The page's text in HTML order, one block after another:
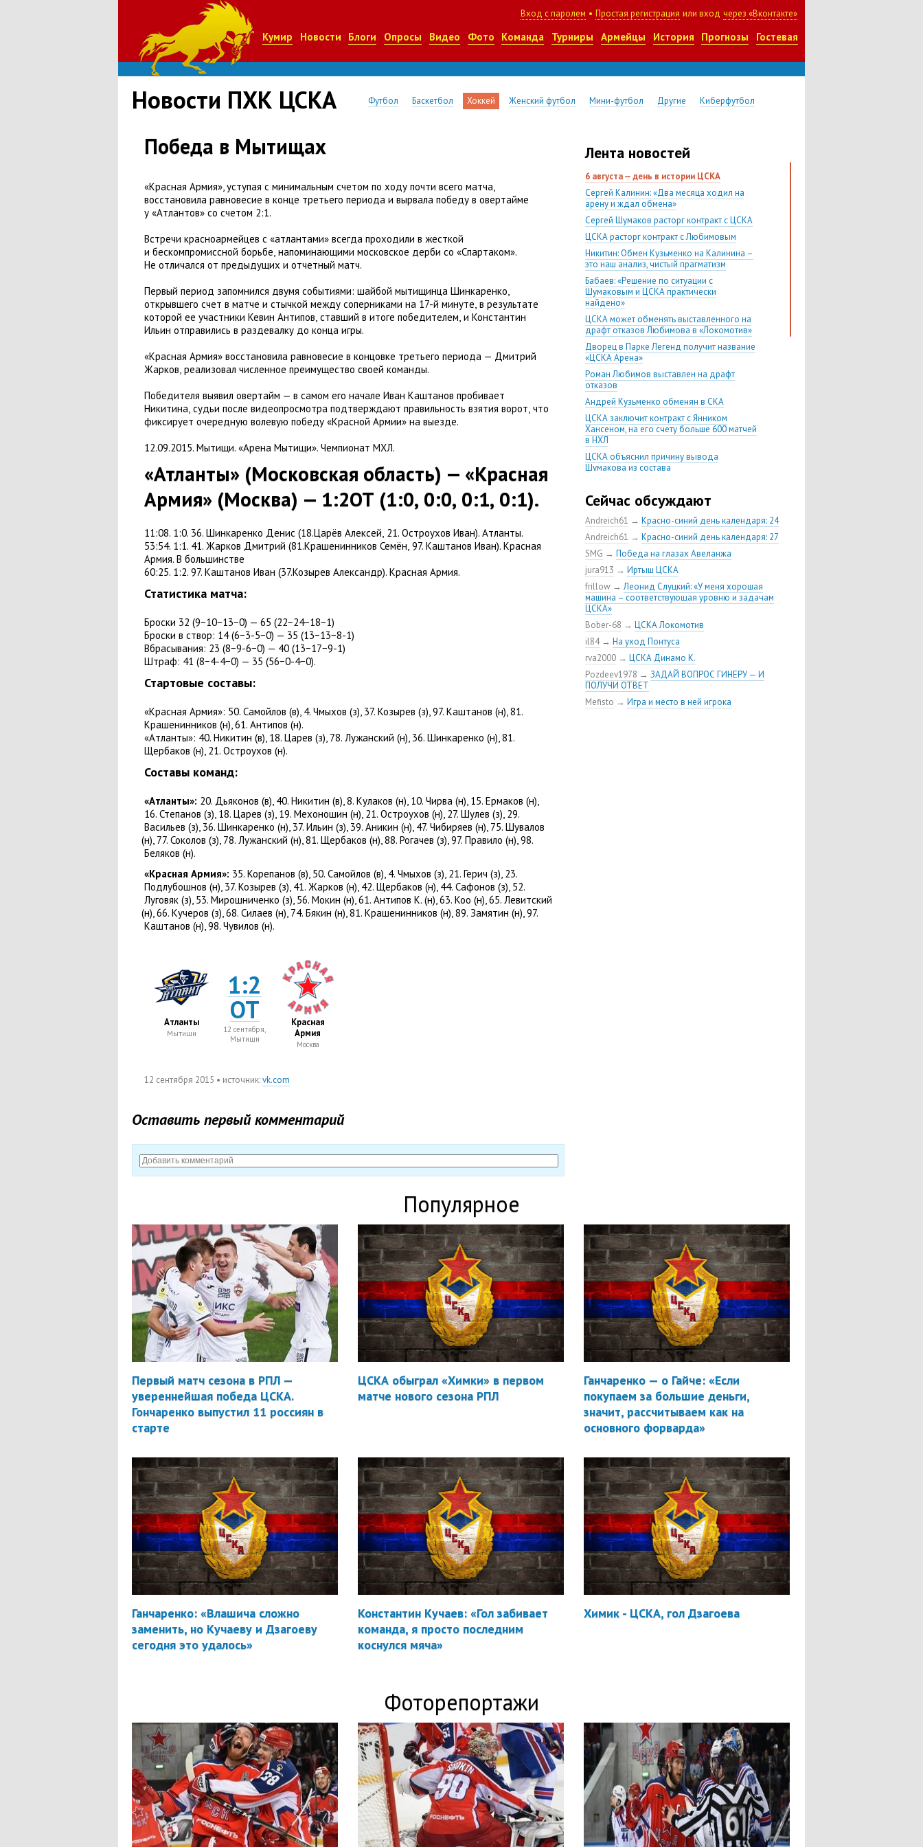
Вход с паролем • Простая регистрация или вход через «Вконтакте»
Кумир Новости Блоги Опросы Видео Фото Команда Турниры Армейцы История Прогнозы Гостевая
Новости ПХК ЦСКА Футбол Баскетбол Хоккей Женский футбол Мини-футбол Другие Киберфутбол
Победа в Мытищах
«Красная Армия», уступая с минимальным счетом по ходу почти всего матча,
восстановила равновесие в конце третьего периода и вырвала победу в овертайме
у «Атлантов» со счетом 2:1.
Встречи красноармейцев с «атлантами» всегда проходили в жесткой
и бескомпромиссной борьбе, напоминающими московское дерби со «Спартаком».
Не отличался от предыдущих и отчетный матч.
Первый период запомнился двумя событиями: шайбой мытищинца Шинкаренко,
открывшего счет в матче и стычкой между соперниками на 17-й минуте, в результате
которой ее участники Кевин Антипов, ставший в итоге победителем, и Константин
Ильин отправились в раздевалку до конца игры.
«Красная Армия» восстановила равновесие в концовке третьего периода — Дмитрий
Жарков, реализовал численное преимущество своей команды.
Победителя выявил овертайм — в самом его начале Иван Каштанов пробивает
Никитина, судьи после видеопросмотра подтверждают правильность взятия ворот, что
фиксирует очередную волевую победу «Красной Армии» на выезде.
12.09.2015. Мытищи. «Арена Мытищи». Чемпионат МХЛ.
«Атланты» (Московская область) — «Красная
Армия» (Москва) — 1:2ОТ (1:0, 0:0, 0:1, 0:1).
11:08. 1:0. 36. Шинкаренко Денис (18.Царёв Алексей, 21. Остроухов Иван). Атланты.
53:54. 1:1. 41. Жарков Дмитрий (81.Крашенинников Семён, 97. Каштанов Иван). Красная
Армия. В большинстве
60:25. 1:2. 97. Каштанов Иван (37.Козырев Александр). Красная Армия.
Статистика матча:
Броски 32 (9−10−13−0) — 65 (22−24−18−1)
Броски в створ: 14 (6−3-5−0) — 35 (13−13−8-1)
Вбрасывания: 23 (8−9-6−0) — 40 (13−17−9-1)
Штраф: 41 (8−4-4−0) — 35 (56−0-4−0).
Стартовые составы:
«Красная Армия»: 50. Самойлов (в), 4. Чмыхов (з), 37. Козырев (з), 97. Каштанов (н), 81.
Крашенинников (н), 61. Антипов (н).
«Атланты»: 40. Никитин (в), 18. Царев (з), 78. Лужанский (н), 36. Шинкаренко (н), 81.
Щербаков (н), 21. Остроухов (н).
Составы команд:
«Атланты»: 20. Дьяконов (в), 40. Никитин (в), 8. Кулаков (н), 10. Чирва (н), 15. Ермаков (н),
16. Степанов (з), 18. Царев (з), 19. Мехоношин (н), 21. Остроухов (н), 27. Шулев (з), 29.
Васильев (з), 36. Шинкаренко (н), 37. Ильин (з), 39. Аникин (н), 47. Чибиряев (н), 75. Шувалов
(н), 77. Соколов (з), 78. Лужанский (н), 81. Щербаков (н), 88. Рогачев (з), 97. Правило (н), 98.
Беляков (н).
«Красная Армия»: 35. Корепанов (в), 50. Самойлов (в), 4. Чмыхов (з), 21. Герич (з), 23.
Подлубошнов (н), 37. Козырев (з), 41. Жарков (н), 42. Щербаков (н), 44. Сафонов (з), 52.
Луговяк (з), 53. Мирошниченко (з), 56. Мокин (н), 61. Антипов К. (н), 63. Коо (н), 65. Левитский
(н), 66. Кучеров (з), 68. Силаев (н), 74. Бякин (н), 81. Крашенинников (н), 89. Замятин (н), 97.
Каштанов (н), 98. Чувилов (н).
Атланты
Мытищи
1:2
ОТ
12 сентября,
Мытищи
Красная
Армия
Москва
12 сентября 2015 • источник:vk.com
Оставить первый комментарий
Лента новостей
6 августа — день в истории ЦСКА
Сергей Калинин: «Два месяца ходил на
арену и ждал обмена»
Сергей Шумаков расторг контракт с ЦСКА
ЦСКА расторг контракт с Любимовым
Никитин: Обмен Кузьменко на Калинина –
это наш анализ, чистый прагматизм
Бабаев: «Решение по ситуации с
Шумаковым и ЦСКА практически
найдено»
ЦСКА может обменять выставленного на
драфт отказов Любимова в «Локомотив»
Дворец в Парке Легенд получит название
«ЦСКА Арена»
Роман Любимов выставлен на драфт
отказов
Андрей Кузьменко обменян в СКА
ЦСКА заключит контракт с Янником
Хансеном, на его счету больше 600 матчей
в НХЛ
ЦСКА объяснил причину вывода
Шумакова из состава
тренируется индивидуально
Игорь Никитин не возглавит «Авангард» и
останется в ЦСКА
Нападающий ЦСКА Кирилл Петров
обменян в «Авангард»
Александр Попов остается в ЦСКА еще на
год
ЦСКА с сезона-2018/19 будет проводить
домашние матчи КХЛ в «Парке легенд»
ЦСКА выменял у «Торпедо» защитника
Дмитрия Шуленина
Состав хоккейного клуба ЦСКА пополнил
канадский нападающий Линден Вей
Кирилл Воробьёв возвращается в ЦСКА
ЦСКА приобрел права на форварда
«Эдмонтона»
Сейчас обсуждают
Andreich61 → Красно-синий день календаря: 24
Andreich61 → Красно-синий день календаря: 27
SMG → Победа на глазах Авеланжа
jura913 → Иртыш ЦСКА
frillow →Леонид Слуцкий: «У меня хорошая
машина – соответствующая уровню и задачам
ЦСКА»
Bober-68 → ЦСКА Локомотив
il84→ На уход Понтуса
rva2000 → ЦСКА Динамо К.
Pozdeev1978 → ЗАДАЙ ВОПРОС ГИНЕРУ — И
ПОЛУЧИ ОТВЕТ
Mefisto → Игра и место в ней игрока
Популярное
Первый матч сезона в РПЛ —
увереннейшая победа ЦСКА.
Гончаренко выпустил 11 россиян в
старте
ЦСКА обыграл «Химки» в первом
матче нового сезона РПЛ
Ганчаренко — о Гайче: «Если
покупаем за большие деньги,
значит, рассчитываем как на
основного форварда»
Ганчаренко: «Влашича сложно
заменить, но Кучаеву и Дзагоеву
сегодня это удалось»
Константин Кучаев: «Гол забивает
команда, я просто последним
коснулся мяча»
Химик - ЦСКА, гол Дзагоева
Фоторепортажи